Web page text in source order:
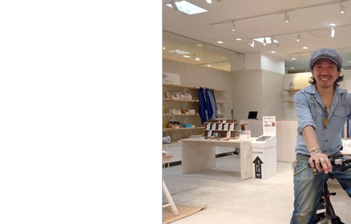
シンポジウム 公開講座
インタビュー スマートシティ